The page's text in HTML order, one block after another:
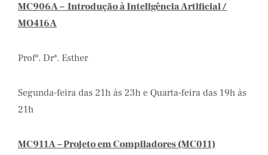
MC906A – Introdução à Inteligência Artificial /
MO416A
Profª. Drª. Esther
Segunda-feira das 21h às 23h e Quarta-feira das 19h às
21h
MC911A – Projeto em Compiladores (MC011)